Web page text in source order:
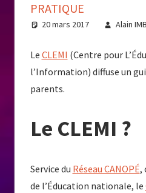
PRATIQUE
20 mars 2017 Alain
Le CLEMI (Centre pour
l’Information) diffuse un
parents.
Le CLEMI ?
Service du Réseau CANOPÉ,
de l’Éducation nationale, le